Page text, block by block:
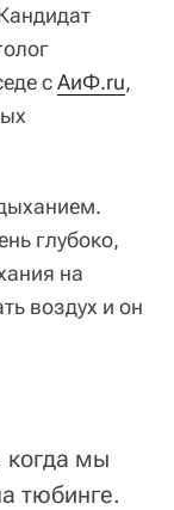
сАиФ.ru,
глубоко,
на
воздух и он
когда мы
тюбинге.